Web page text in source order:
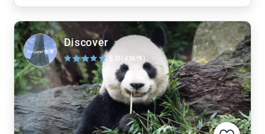
Discover
5.0 (436件)